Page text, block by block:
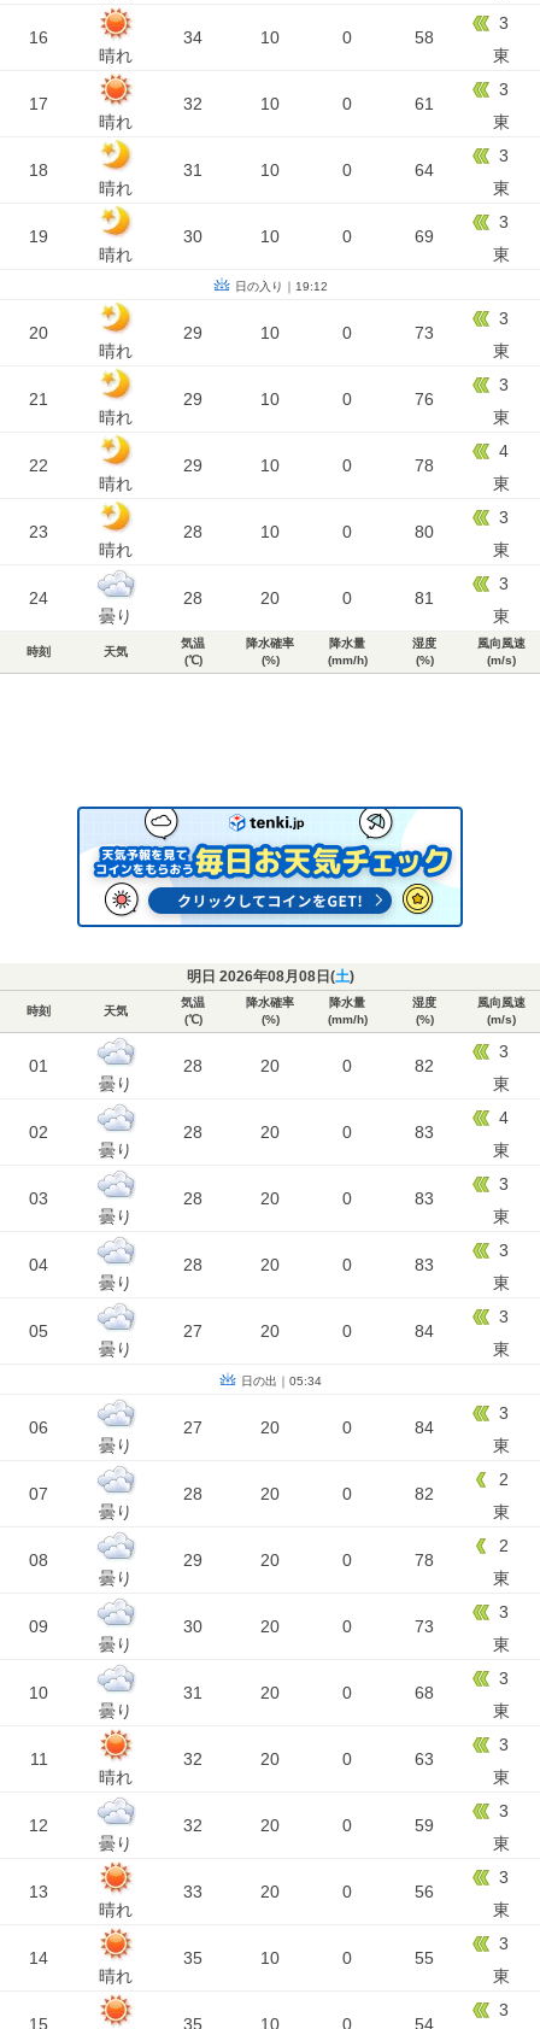
16
晴れ
34 10 0 58
3
東
17
晴れ
32 10 0 61
3
東
18
晴れ
31 10 0 64
3
東
19
晴れ
30 10 0 69
3
東
日の入り｜19:12
20
晴れ
29 10 0 73
3
東
21
晴れ
29 10 0 76
3
東
22
晴れ
29 10 0 78
4
東
23
晴れ
28 10 0 80
3
東
24
曇り
28 20 0 81
3
東
時刻 天気
気温
(℃)
降水確率
(%)
降水量
(mm/h)
湿度
(%)
風向風速
(m/s)
明日 2026年08月08日(土)
時刻 天気
気温
(℃)
降水確率
(%)
降水量
(mm/h)
湿度
(%)
風向風速
(m/s)
01
曇り
28 20 0 82
3
東
02
曇り
28 20 0 83
4
東
03
曇り
28 20 0 83
3
東
04
曇り
28 20 0 83
3
東
05
曇り
27 20 0 84
3
東
日の出｜05:34
06
曇り
27 20 0 84
3
東
07
曇り
28 20 0 82
2
東
08
曇り
29 20 0 78
2
東
09
曇り
30 20 0 73
3
東
10
曇り
31 20 0 68
3
東
11
晴れ
32 20 0 63
3
東
12
曇り
32 20 0 59
3
東
13
晴れ
33 20 0 56
3
東
14
晴れ
35 10 0 55
3
東
15 35 10 0 54
3